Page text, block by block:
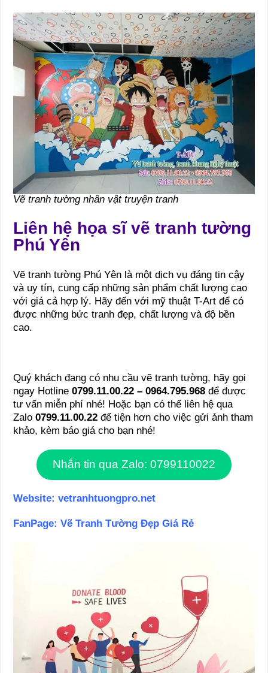
Vẽ tranh tường nhân vật truyện tranh
Liên hệ họa sĩ vẽ tranh tường
Phú Yên
Vẽ tranh tường Phú Yên là một dịch vụ đáng tin cậy
và uy tín, cung cấp những sản phẩm chất lượng cao
với giá cả hợp lý. Hãy đến với mỹ thuật T-Art để có
được những bức tranh đẹp, chất lượng và độ bền
cao.
Quý khách đang có nhu cầu vẽ tranh tường, hãy gọi
ngay Hotline0799.11.00.22 – 0964.795.968 để được
tư vấn miễn phí nhé! Hoặc bạn có thể liên hệ qua
Zalo0799.11.00.22 để tiện hơn cho việc gửi ảnh tham
khảo, kèm báo giá cho bạn nhé!
Nhắn tin qua Zalo: 0799110022
Website:vetranhtuongpro.net
FanPage:Vẽ Tranh Tường Đẹp Giá Rẻ